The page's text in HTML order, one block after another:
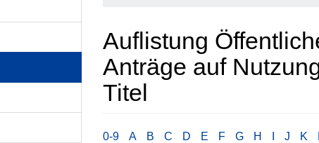
Auflistung
Anträge auf
Titel
0-9 A B C D E F G H J K